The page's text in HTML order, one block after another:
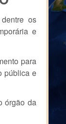
os
e
para
pública e
órgão da